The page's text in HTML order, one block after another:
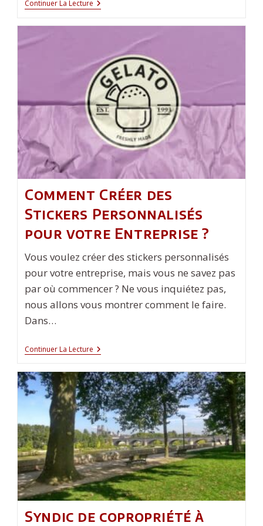
Continuer La Lecture Comment
Sortir
Papier
?
Comment Créer des
Stickers Personnalisés
pour votre Entreprise ?
Vous voulez créer des stickers personnalisés
pour votre entreprise, mais vous ne savez pas
par où commencer ? Ne vous inquiétez pas,
nous allons vous montrer comment le faire.
Dans…
Continuer La Lecture Comment
Créer
Stickers
Personnalisés
Pour
Votre
Entreprise
?
Syndic de copropriété à